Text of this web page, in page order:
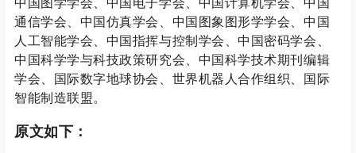
中国图学学会、中国电子学会、中国计算机学会、中国
通信学会、中国仿真学会、中国图象图形学学会、中国
人工智能学会、中国指挥与控制学会、中国密码学会、
中国科学学与科技政策研究会、中国科学技术期刊编辑
学会、国际数字地球协会、世界机器人合作组织、国际
智能制造联盟。
原文如下：